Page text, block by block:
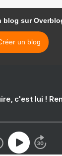
blog sur
un blog
c'est lui !